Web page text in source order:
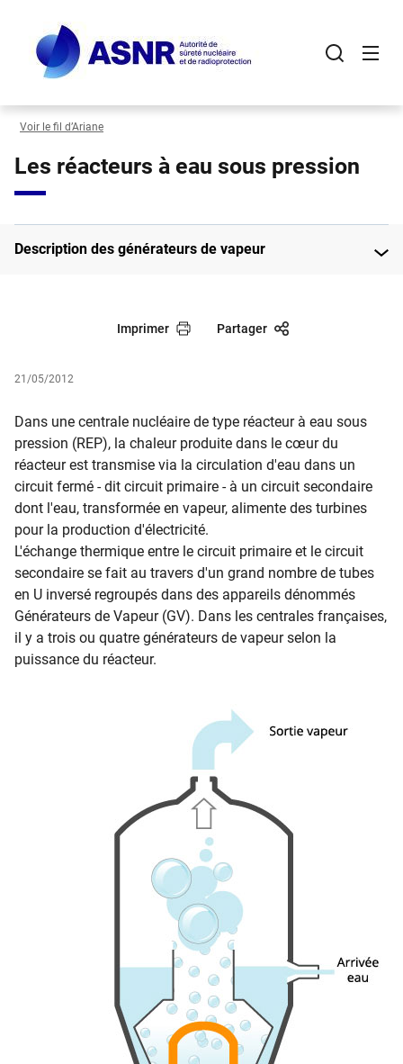
contenu
principal
Voir le fil d’Ariane
Les réacteurs à eau sous pression
Description des générateurs de vapeur
Imprimer Partager
21/05/2012
Dans une centrale nucléaire de type réacteur à eau sous
pression (REP), la chaleur produite dans le cœur du
réacteur est transmise via la circulation d'eau dans un
circuit fermé - dit circuit primaire - à un circuit secondaire
dont l'eau, transformée en vapeur, alimente des turbines
pour la production d'électricité.
L'échange thermique entre le circuit primaire et le circuit
secondaire se fait au travers d'un grand nombre de tubes
en U inversé regroupés dans des appareils dénommés
Générateurs de Vapeur (GV). Dans les centrales françaises,
il y a trois ou quatre générateurs de vapeur selon la
puissance du réacteur.